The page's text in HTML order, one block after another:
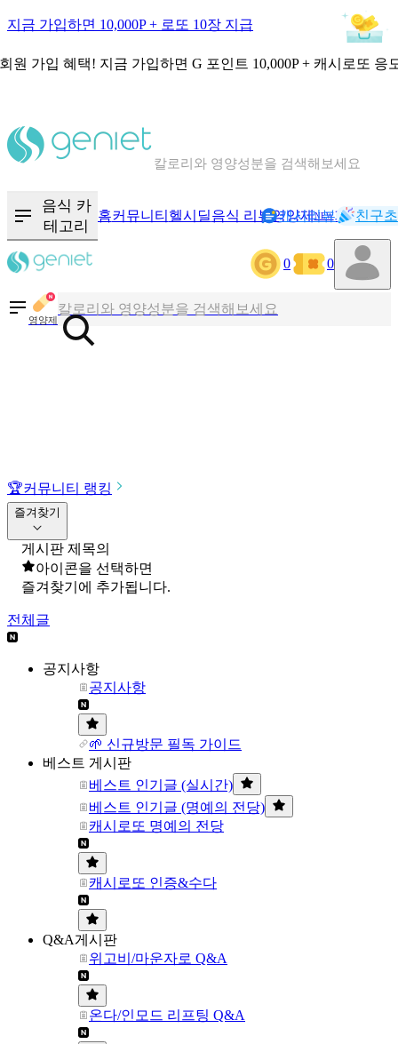
지금 가입하면 10,000P + 로또 10장 지급
원 가입 혜택! 지금 가입하면 G 포인트 10,000P + 캐시로또 응
혈당 · 다이어트 음식 검색해보세요
음식 · 영양제 리뷰를 찾아보세요
음식 카
테고리
홈커뮤니티 헬시딜음식 리뷰영양제NEW기록
캐시리뷰 친구
0 0
영양제혈당 · 다이어트 음식 검색해보세요
🏆커뮤니티 랭킹
즐겨찾기
게시판 제목의
아이콘을 선택하면
즐겨찾기에 추가됩니다.
전체글
공지사항
공지사항
🌱 신규방문 필독 가이드
베스트 게시판
베스트 인기글 (실시간)
베스트 인기글 (명예의 전당)
캐시로또 명예의 전당
캐시로또 인증&수다
Q&A게시판
위고비/마운자로 Q&A
온다/인모드 리프팅 Q&A